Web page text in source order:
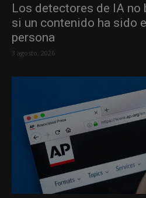
Los detectores de IA no
si un contenido ha sido
persona
3 agosto, 2026